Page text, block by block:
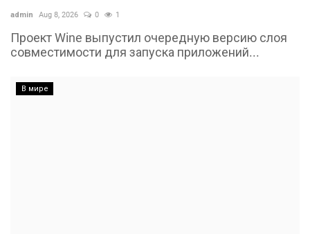
admin Aug 8, 2026 0 1
Проект Wine выпустил очередную версию слоя
совместимости для запуска приложений...
В мире